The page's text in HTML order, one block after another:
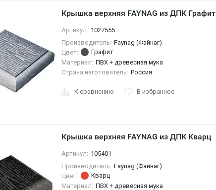
Крышка верхняя FAYNAG из ДПК Графит
Артикул: 1027555
Производитель: Faynag (Файнаг)
Цвет:
Графит
Материал: ПВХ + древесная мука
Страна изготовитель: Россия
К сравнению В избранное
Крышка верхняя FAYNAG из ДПК Кварц
Артикул: 105401
Производитель: Faynag (Файнаг)
Цвет:
Кварц
Материал: ПВХ + древесная мука